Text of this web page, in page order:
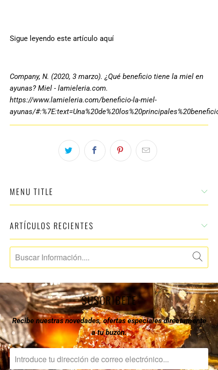
Sigue leyendo este artículo aquí
Company, N. (2020, 3 marzo). ¿Qué beneficio tiene la miel en
ayunas? Miel - lamieleria.com.
https://www.lamieleria.com/beneficio-la-miel-
ayunas/
MENU TITLE
ARTÍCULOS RECIENTES
SUSCRIBETE
Recibe nuestras novedades, ofertas especiales directamente
a tu buzón.